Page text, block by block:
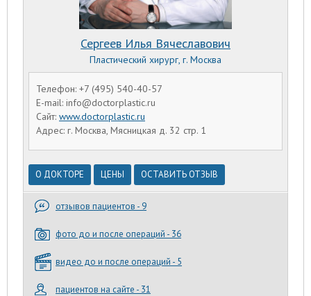
Телефон: +7 (495) 540-40-57
E-mail: info@doctorplastic.ru
Сайт: www.doctorplastic.ru
Адрес: г. Москва, Мясницкая д. 32 стр. 1
Сергеев Илья Вячеславович
Пластический хирург, г. Москва
О ДОКТОРЕ ЦЕНЫ ОСТАВИТЬ ОТЗЫВ
отзывов пациентов - 9
фото до и после операций - 36
видео до и после операций - 5
пациентов на сайте - 31